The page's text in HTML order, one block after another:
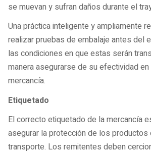
se muevan y sufran daños durante el
Una práctica inteligente y ampliamente
realizar pruebas de embalaje antes del
las condiciones en que estas serán
manera asegurarse de su efectividad
mercancía.
Etiquetado
El correcto etiquetado de la mercancía
asegurar la protección de los productos
transporte. Los remitentes deben